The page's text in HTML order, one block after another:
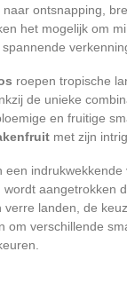
ontsnapping,
het mogelijk om
roepen tropische
de unieke
en fruitige
met zijn
een
aangetrokken
landen, de
om verschillende